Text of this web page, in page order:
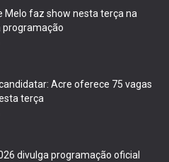
Melo faz show nesta terça na
programação
Acre oferece 75 vagas
terça
divulga programação oficial